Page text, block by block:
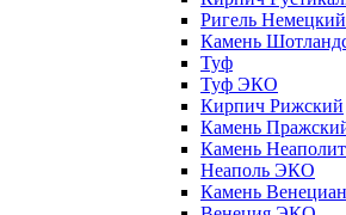
Ригель Немецкий
Камень
Туф
Туф ЭКО
Кирпич Рижский
Камень
Камень
Неаполь ЭКО
Камень